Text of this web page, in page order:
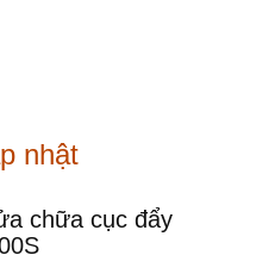
nhật
chữa cục đẩy